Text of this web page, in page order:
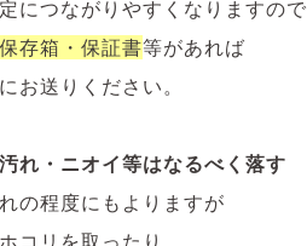
につながりやすくなりますので
存箱・保証書等があれば
お送りください。
れ・ニオイ等はなるべく落す
の程度にもよりますが
コリを取ったり